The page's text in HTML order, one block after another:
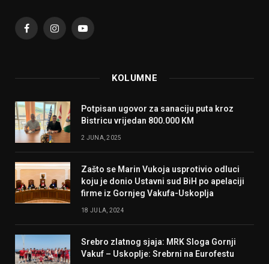
FacebookInstagramYouTube
KOLUMNE
Potpisan ugovor za sanaciju puta kroz
Bistricu vrijedan 800.000 KM
2 JUNA, 2025
Zašto se Marin Vukoja usprotivio odluci
koju je donio Ustavni sud BiH po apelaciji
firme iz Gornjeg Vakufa-Uskoplja
18 JULA, 2024
Srebro zlatnog sjaja: MRK Sloga Gornji
Vakuf – Uskoplje: Srebrni na Eurofestu